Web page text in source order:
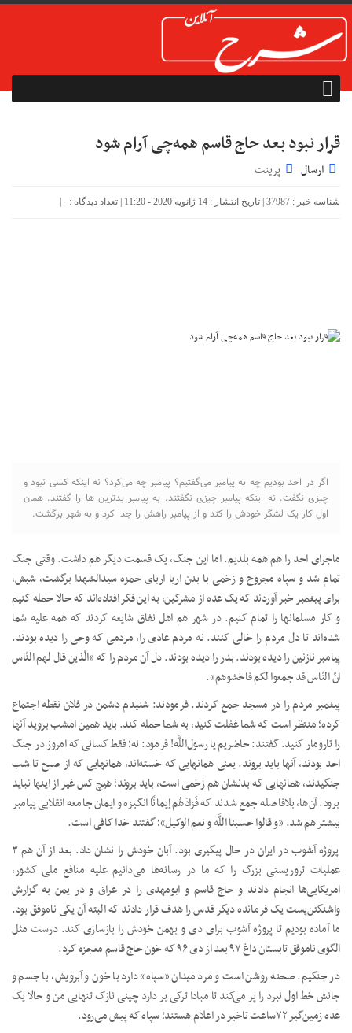
قرار نبود بعد حاج قاسم همه‌چی آرام شود
ارسال پرینت
شناسه خبر : 37987 | تاریخ انتشار : 14 ژانویه 2020 - 11:20 | تعداد دیدگاه : ۰
اگر در احد بودیم چه به پیامبر می‌گفتیم؟ پیامبر چه می‌کرد؟ نه اینکه کسی نبود و
چیزی نگفت. نه اینکه پیامبر چیزی نگفتند. به پیامبر بدترین ها را گفتند. همان
اول کار یک لشگر خودش را کند و از پیامبر راهش را جدا کرد و به شهر برگشت.
ماجرای احد را هم همه بلدیم. اما این جنگ، یک قسمت دیگر هم داشت. وقتی جنگ
تمام شد و سپاه مجروح و زخمی با بدن اربا اربای حمزه سیدالشهدا برگشت، شبش،
برای پیغمبر خبر آوردند که یک عده از مشرکین، به این فکر افتاده‌اند که حالا حمله کنیم
و کار مسلمانها را تمام کنیم. در شهر هم اهل نفاق شایعه کردند که همه علیه شما
شده‌اند تا دل مردم را خالی کنند. نه مردم عادی را، مردمی که وحی را دیده بودند.
پیامبر نازنین را دیده بودند. بدر را دیده بودند. دل آن مردم را که «الّذین قال لهم النّاس
انّ النّاس قد جمعوا لکم فاخشوهم».
پیغمبر مردم را در مسجد جمع کردند. فرمودند: شنیدم دشمن در فلان نقطه اجتماع
کرده؛ منتظر است که شما غفلت کنید، به شما حمله کند. باید همین امشب بروید آنها
را تارومار کنید. گفتند: حاضریم یا رسول‌اللَّه! فرمود: نه؛ فقط کسانی که امروز در جنگ
احد بودند، آنها باید بروند. یعنی همانهایی که خسته‌اند، همانهایی که از صبح تا شب
جنگیدند، همانهایی که بدنشان هم زخمی است، باید بروند؛ هیچ کس غیر از اینها نباید
برود. آن‌ها، بلافاصله جمع شدند که فَزادَهُم إیمانًا انگیزه و ایمان جامعه انقلابی پیامبر
بیشتر هم شد. «و قالوا حسبنا اللَّه و نعم الوکیل»؛ گفتند خدا کافی است.
پروژه آشوب در ایران در حال پیگیری بود. آبان خودش را نشان داد. بعد از آن هم ۳
عملیات تروریستی بزرگ را که ما در رسانه‌ها می‌دانیم علیه منافع ملی کشور،
امریکایی‌ها انجام دادند و حاج قاسم و ابومهدی را در عراق و در یمن به گزارش
واشنگتن‌پست یک فرمانده دیگر قدس را هدف قرار دادند که البته آن یکی ناموفق بود.
ما آماده بودیم تا پروژه آشوب برای دی و بهمن خودش را بازسازی کند. درست مثل
الگوی ناموفق تابستان داغ ۹۷ بعد از دی ۹۶ که خون حاج قاسم معجزه کرد.
در جنگیم. صحنه روشن است و مرد میدان «سپاه» دارد با خون و آبرویش، با جسم و
جانش خط اول نبرد را پر می‌کند تا مبادا ترکی بر دارد چینی نازک تنهایی من و حالا یک
عده زمین‌گیر ۷۲ساعت تاخیر در اعلام هستند؛ سپاه که پیش می‌رود.